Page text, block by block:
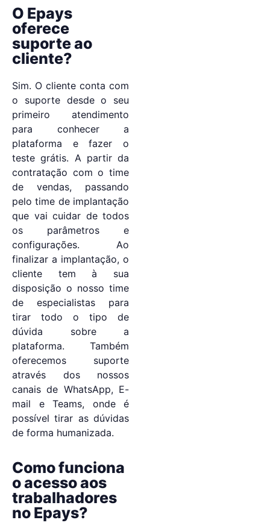
O Epays
oferece
suporte ao
cliente?
Sim. O cliente conta com
o suporte desde o seu
primeiro atendimento
para conhecer a
plataforma e fazer o
teste grátis. A partir da
contratação com o time
de vendas, passando
pelo time de implantação
que vai cuidar de todos
os parâmetros e
configurações. Ao
finalizar a implantação, o
cliente tem à sua
disposição o nosso time
de especialistas para
tirar todo o tipo de
dúvida sobre a
plataforma. Também
oferecemos suporte
através dos nossos
canais de WhatsApp, E-
mail e Teams, onde é
possível tirar as dúvidas
de forma humanizada.
Como funciona
o acesso aos
trabalhadores
no Epays?